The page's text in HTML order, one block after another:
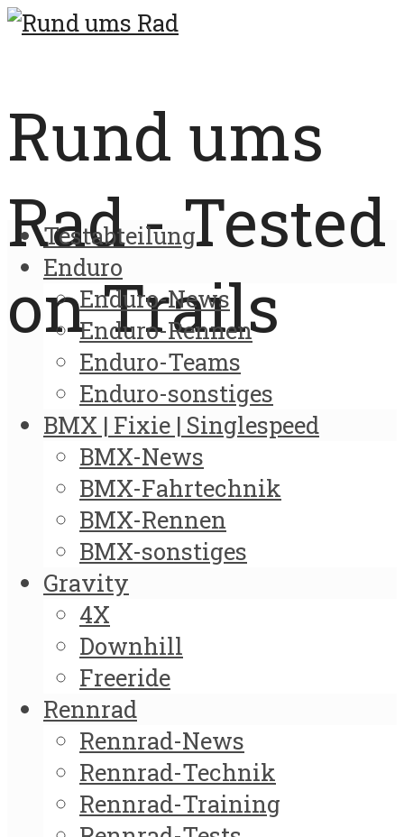
Rund ums
Rad - Tested
on Trails
Testabteilung
Enduro
Enduro-News
Enduro-Rennen
Enduro-Teams
Enduro-sonstiges
BMX | Fixie | Singlespeed
BMX-News
BMX-Fahrtechnik
BMX-Rennen
BMX-sonstiges
Gravity
4X
Downhill
Freeride
Rennrad
Rennrad-News
Rennrad-Technik
Rennrad-Training